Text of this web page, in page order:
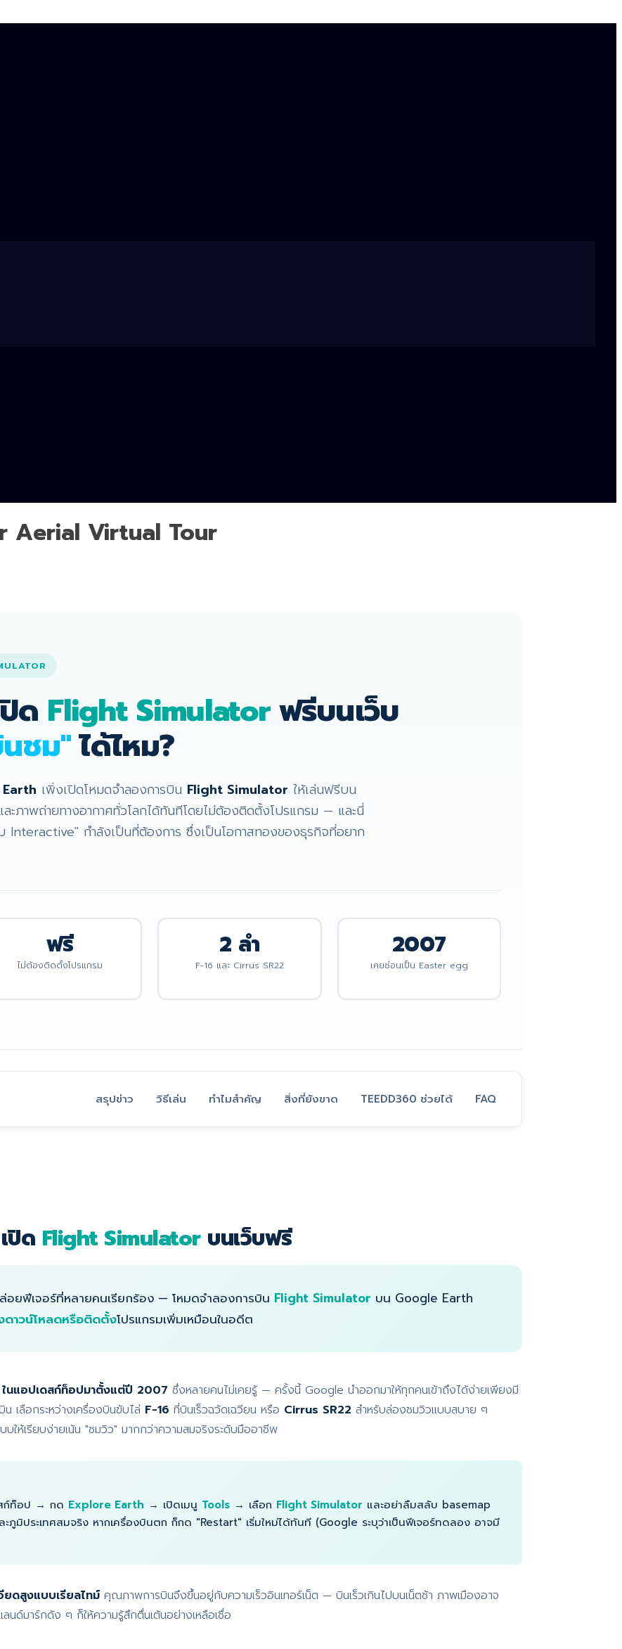
Aerial Virtual Tour
ด Flight Simulatorฟรีบนเว็บ
ชม"ได้ไหม?
เพิ่งเปิดโหมดจำลองการบิน Flight Simulator ให้เล่นฟรีบน
ละภาพถ่ายทางอากาศทั่วโลกได้ทันทีโดยไม่ต้องติดตั้งโปรแกรม — และนี่
กำลังเป็นที่ต้องการ ซึ่งเป็นโอกาสทองของธุรกิจที่อยาก
ฟรี
ไม่ต้องติดตั้งโปรแกรม
2 ลำ
F-16 และ Cirrus SR22
2007
เคยซ่อนเป็น Easter egg
สรุปข่าว วิธีเล่น ทำไมสำคัญ สิ่งที่ยังขาด TEEDD360 ช่วยได้ FAQ
ปิด Flight Simulatorบนเว็บฟรี
อยฟีเจอร์ที่หลายคนเรียกร้อง — โหมดจำลองการบิน Flight Simulator บน Google Earth
ดาวน์โหลดหรือติดตั้งโปรแกรมเพิ่มเหมือนในอดีต
นแอปเดสก์ท็อปมาตั้งแต่ปี 2007 ซึ่งหลายคนไม่เคยรู้ — ครั้งนี้ Google นำออกมาให้ทุกคนเข้าถึงได้ง่ายเพียงมี
เลือกระหว่างเครื่องบินขับไล่ F-16 ที่บินเร็วฉวัดเฉวียน หรือ Cirrus SR22 สำหรับล่องชมวิวแบบสบาย ๆ
ห้เรียบง่ายเน้น "ชมวิว" มากกว่าความสมจริงระดับมืออาชีพ
สก์ท็อป → กด Explore Earth → เปิดเมนู Tools → เลือก Flight Simulator และอย่าลืมสลับ basemap
ละภูมิประเทศสมจริง หากเครื่องบินตก ก็กด "Restart" เริ่มใหม่ได้ทันที (Google ระบุว่าเป็นฟีเจอร์ทดลอง อาจมี
ยดสูงแบบเรียลไทม์ คุณภาพการบินจึงขึ้นอยู่กับความเร็วอินเทอร์เน็ต — บินเร็วเกินไปบนเน็ตช้า ภาพเมืองอาจ
นด์มาร์กดัง ๆ ก็ให้ความรู้สึกตื่นเต้นอย่างเหลือเชื่อ